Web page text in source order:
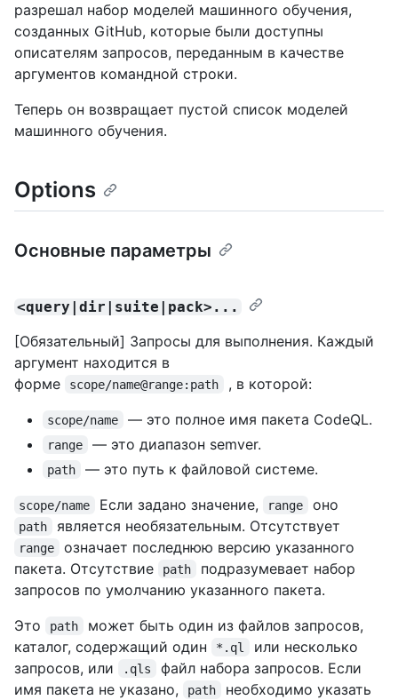
разрешал набор моделей машинного обучения,
созданных GitHub, которые были доступны
описателям запросов, переданным в качестве
аргументов командной строки.
Теперь он возвращает пустой список моделей
машинного обучения.
Options
Основные параметры
<query|dir|suite|pack>...
[Обязательный] Запросы для выполнения. Каждый
аргумент находится в
форме
scope/name@range:path , в которой:
scope/name — это полное имя пакета CodeQL.
range — это диапазон semver.
path — это путь к файловой системе.
scope/name Если задано значение, range оно
path является необязательным. Отсутствует
range
означает последнюю версию указанного
пакета. Отсутствие
path
подразумевает набор
запросов по умолчанию указанного пакета.
Это
path
может быть один из файлов запросов,
каталог, содержащий один
*.ql
или несколько
запросов, или
.qls
файл набора запросов. Если
имя пакета не указано,
path
необходимо указать